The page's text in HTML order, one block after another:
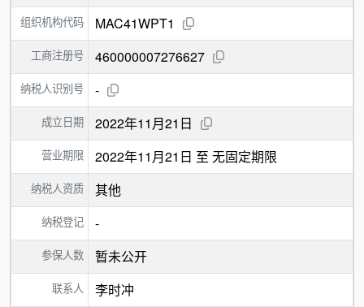
组织机构代码 MAC41WPT1
工商注册号 460000007276627
纳税人识别号 -
成立日期 2022年11月21日
营业期限 2022年11月21日 至 无固定期限
纳税人资质 其他
纳税登记 -
参保人数 暂未公开
联系人 李时冲